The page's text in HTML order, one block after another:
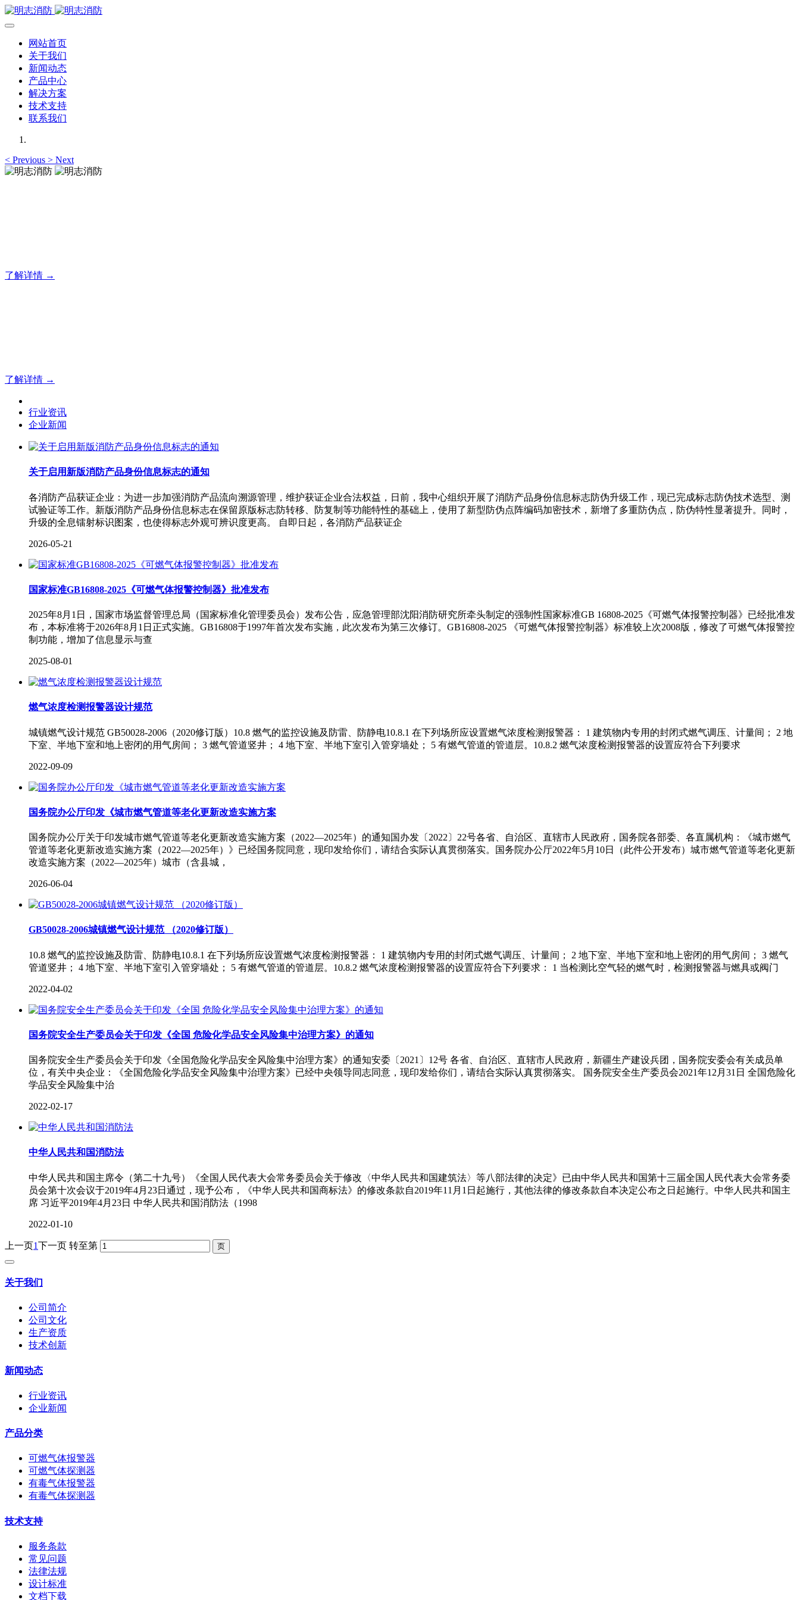
网站首页
关于我们
新闻动态
产品中心
解决方案
技术支持
联系我们
< Previous > Next
了解详情 →
了解详情 →
行业资讯
企业新闻
关于启用新版消防产品身份信息标志的通知
各消防产品获证企业：为进一步加强消防产品流向溯源管理，维护获证企业合法权益，日前，我中心组织开展了消防产品身份信息标志防伪升级工作，现已完成标志防伪技术选型、测
试验证等工作。新版消防产品身份信息标志在保留原版标志防转移、防复制等功能特性的基础上，使用了新型防伪点阵编码加密技术，新增了多重防伪点，防伪特性显著提升。同时，
升级的全息镭射标识图案，也使得标志外观可辨识度更高。 自即日起，各消防产品获证企
2026-05-21
国家标准GB16808-2025《可燃气体报警控制器》批准发布
2025年8月1日，国家市场监督管理总局（国家标准化管理委员会）发布公告，应急管理部沈阳消防研究所牵头制定的强制性国家标准GB 16808-2025《可燃气体报警控制器》已经批准发
布，本标准将于2026年8月1日正式实施。GB16808于1997年首次发布实施，此次发布为第三次修订。GB16808-2025 《可燃气体报警控制器》标准较上次2008版，修改了可燃气体报警控
制功能，增加了信息显示与查
2025-08-01
燃气浓度检测报警器设计规范
城镇燃气设计规范 GB50028-2006（2020修订版）10.8 燃气的监控设施及防雷、防静电10.8.1 在下列场所应设置燃气浓度检测报警器： 1 建筑物内专用的封闭式燃气调压、计量间； 2 地
下室、半地下室和地上密闭的用气房间； 3 燃气管道竖井； 4 地下室、半地下室引入管穿墙处； 5 有燃气管道的管道层。10.8.2 燃气浓度检测报警器的设置应符合下列要求
2022-09-09
国务院办公厅印发《城市燃气管道等老化更新改造实施方案
国务院办公厅关于印发城市燃气管道等老化更新改造实施方案（2022—2025年）的通知国办发〔2022〕22号各省、自治区、直辖市人民政府，国务院各部委、各直属机构：《城市燃气
管道等老化更新改造实施方案（2022—2025年）》已经国务院同意，现印发给你们，请结合实际认真贯彻落实。国务院办公厅2022年5月10日（此件公开发布）城市燃气管道等老化更新
改造实施方案（2022—2025年）城市（含县城，
2026-06-04
GB50028-2006城镇燃气设计规范 （2020修订版）
10.8 燃气的监控设施及防雷、防静电10.8.1 在下列场所应设置燃气浓度检测报警器： 1 建筑物内专用的封闭式燃气调压、计量间； 2 地下室、半地下室和地上密闭的用气房间； 3 燃气
管道竖井； 4 地下室、半地下室引入管穿墙处； 5 有燃气管道的管道层。10.8.2 燃气浓度检测报警器的设置应符合下列要求： 1 当检测比空气轻的燃气时，检测报警器与燃具或阀门
2022-04-02
国务院安全生产委员会关于印发《全国 危险化学品安全风险集中治理方案》的通知
国务院安全生产委员会关于印发《全国危险化学品安全风险集中治理方案》的通知安委〔2021〕12号 各省、自治区、直辖市人民政府，新疆生产建设兵团，国务院安委会有关成员单
位，有关中央企业：《全国危险化学品安全风险集中治理方案》已经中央领导同志同意，现印发给你们，请结合实际认真贯彻落实。 国务院安全生产委员会2021年12月31日 全国危险化
学品安全风险集中治
2022-02-17
中华人民共和国消防法
中华人民共和国主席令（第二十九号）《全国人民代表大会常务委员会关于修改〈中华人民共和国建筑法〉等八部法律的决定》已由中华人民共和国第十三届全国人民代表大会常务委
员会第十次会议于2019年4月23日通过，现予公布，《中华人民共和国商标法》的修改条款自2019年11月1日起施行，其他法律的修改条款自本决定公布之日起施行。中华人民共和国主
席 习近平2019年4月23日 中华人民共和国消防法（1998
2022-01-10
上一页1下一页 转至第
关于我们
公司简介
公司文化
生产资质
技术创新
新闻动态
行业资讯
企业新闻
产品分类
可燃气体报警器
可燃气体探测器
有毒气体报警器
有毒气体探测器
技术支持
服务条款
常见问题
法律法规
设计标准
文档下载